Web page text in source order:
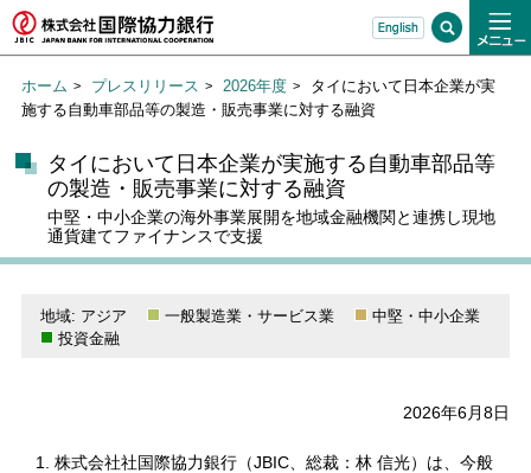
ホーム プレスリリース 2026年度
タイにおいて日本企業が実
施する自動車部品等の製造・販売事業に対する融資
タイにおいて日本企業が実施する自動車部品等
の製造・販売事業に対する融資
中堅・中小企業の海外事業展開を地域金融機関と連携し現地
通貨建てファイナンスで支援
地域: アジア 一般製造業・サービス業
中堅・中小企業
投資金融
2026年6月8日
株式会社社国際協力銀行（JBIC、総裁：林 信光）は、今般